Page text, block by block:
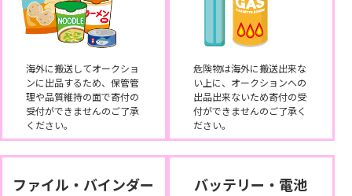
海外に搬送してオークショ
ンに出品するため、保管管
理や品質維持の面で寄付の
受付ができませんのご了承
ください。
危険物は海外に搬送出来な
い上に、オークションへの
出品出来ないため寄付の受
付ができませんのご了承く
ださい。
ファイル・バインダー バッテリー・電池